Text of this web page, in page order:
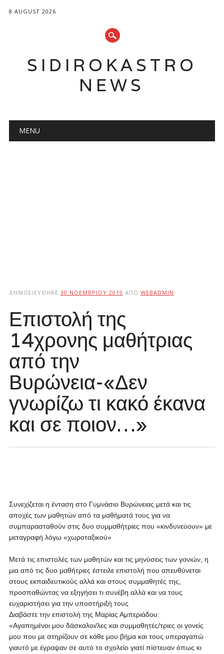
8 AUGUST 2026
SIDIROKASTRO
NEWS
Main menu
MENU
ΔΗΜΟΣΙΕΎΘΗΚΕ 30 ΝΟΕΜΒΡΊΟΥ 2019 ΑΠΌ WEBADMIN
Επιστολή της
14χρονης μαθήτριας
από την
Βυρώνεια-«Δεν
γνωρίζω τι κακό έκανα
και σε ποιον…»
Συνεχίζεται η ένταση στο Γυμνάσιο Βυρώνειας μετά και τις
αποχές των μαθητών από τα μαθήματά τους για να
συμπαρασταθούν στις δυο συμμαθήτριες που «κινδυνεύουν» με
μεταγραφή λόγω «χωροταξικού»
Μετά τις επιστολές των μαθητών και τις μηνύσεις των γονιών, η
μια από τις δυο μαθήτριες έστειλε επιστολή που απευθύνεται
στους εκπαιδευτικούς αλλά και στους συμμαθητές της,
προσπαθώντας να εξηγήσει τι συνέβη αλλά και να τους
ευχαριστήσει για την υποστήριξή τους
Διαβάστε την επιστολή της Μαρίας Αμπεριάδου:
«Αγαπημένοι μου δάσκαλοι/λες και συμμαθητές/τριες οι γονείς
μου που με στηρίζουν σε κάθε μου βήμα και τους υπεραγαπώ
γιαυτό με έγραψαν σε αυτό το σχολείο γιατί πίστευαν όπως κι